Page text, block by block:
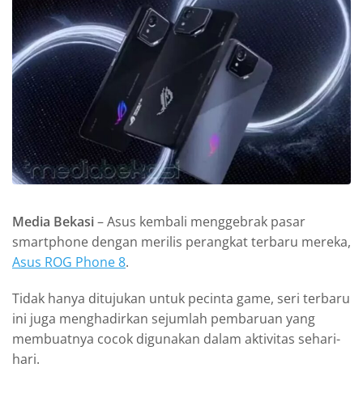
Media Bekasi– Asus kembali menggebrak pasar
smartphone dengan merilis perangkat terbaru mereka,
Asus ROG Phone 8.
Tidak hanya ditujukan untuk pecinta game, seri terbaru
ini juga menghadirkan sejumlah pembaruan yang
membuatnya cocok digunakan dalam aktivitas sehari-
hari.